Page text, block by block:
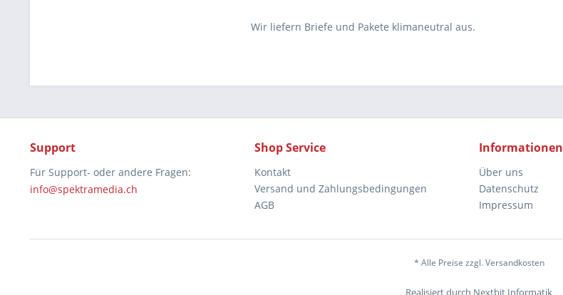
Wir liefern Briefe und Pakete klimaneutral aus.
Support
Für Support- oder andere Fragen:
info@spektramedia.ch
Shop Service
Kontakt
Versand und Zahlungsbedingungen
AGB
Informationen
Über uns
Datenschutz
Impressum
* Alle Preise zzgl. Versandkosten
Realisiert durch Nextbit Informatik